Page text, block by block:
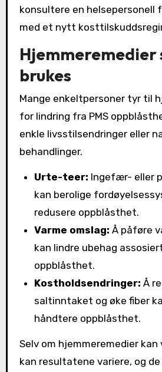
konsultere en helsepersonell
med et nytt
Hjemmeremedier
brukes
Mange enkeltpersoner tyr til
for lindring fra PMS
enkle livsstilsendringer eller
behandlinger.
Urte-teer: Ingefær- eller
kan berolige
redusere oppblåsthet.
Varme omslag: Å påføre
kan lindre ubehag
oppblåsthet.
Kostholdsendringer: Å
saltinntaket og øke fiber
håndtere oppblåsthet.
Selv om hjemmeremedier
kan resultatene variere, og de